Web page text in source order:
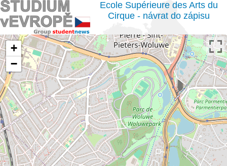
Ecole Supérieure des Arts du
Cirque - návrat do zápisu
+
−